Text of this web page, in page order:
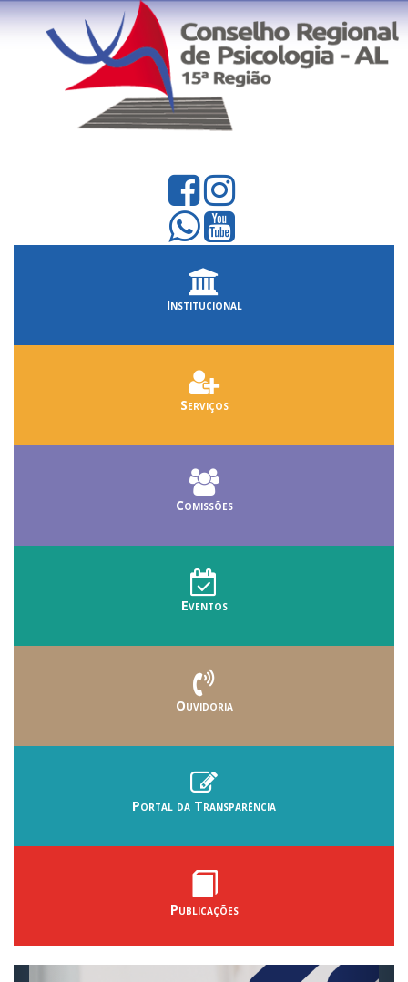
Institucional
Serviços
Comissões
Eventos
Ouvidoria
Portal da Transparência
Publicações